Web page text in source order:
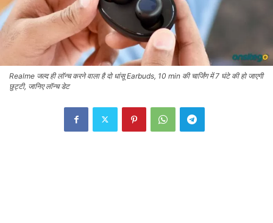
Realme जल्द ही लॉन्च करने वाला है दो धांसू Earbuds, 10 min की चार्जिंग में 7 घंटे की हो जाएगी
छुट्टी, जानिए लॉन्च डेट